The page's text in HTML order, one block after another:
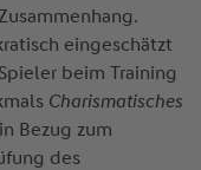
eingeschätzt
beim Training
Charismatisches
Bezug zum
des